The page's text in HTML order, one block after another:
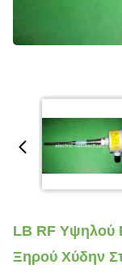
LB RF Υψηλού
Ξηρού Χύδην